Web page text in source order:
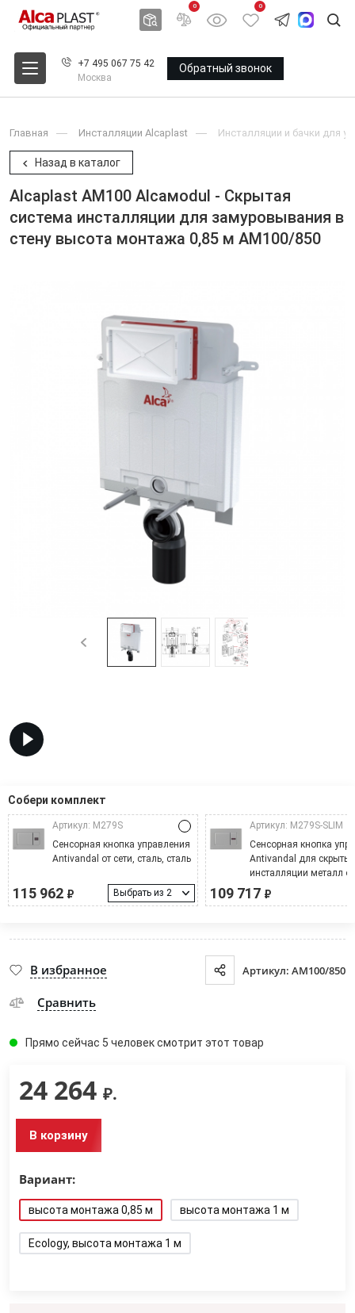
0 0
+7 495 067 75 42
Москва
Обратный звонок
Главная Инсталляции Alcaplast Инсталляции и бачки для
Назад в каталог
Alcaplast AM100 Alcaмodul - Скрытая
система инсталляции для замуровывания в
стену высота монтажа 0,85 м AM100/850
Собери комплект
Артикул: M279S
Cенсорная кнопка управления
Аntivandal от сети, сталь, сталь
Выбрать из 2
115 962 ₽
Артикул: M279S-SLIM
Сенсорная кнопка
Antivandal для
инсталляции металл
сталь, сталь
109 717 ₽
В избранное Артикул: AM100/850
Сравнить
Прямо сейчас 5 человек смотрит этот товар
24 264 ₽.
В корзину
Вариант:
высота монтажа 0,85 м высота монтажа 1 м
Ecology, высота монтажа 1 м